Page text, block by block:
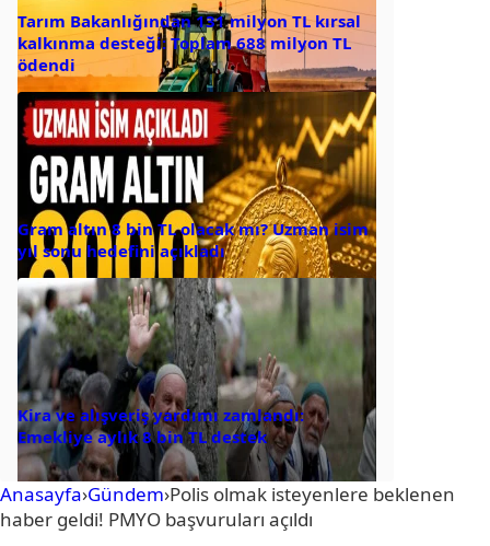
Tarım Bakanlığından 131 milyon TL kırsal
kalkınma desteği: Toplam 688 milyon TL
ödendi
Gram altın 8 bin TL olacak mı? Uzman isim
yıl sonu hedefini açıkladı
Kira ve alışveriş yardımı zamlandı:
Emekliye aylık 8 bin TL destek
Anasayfa›Gündem›Polis olmak isteyenlere beklenen
haber geldi! PMYO başvuruları açıldı